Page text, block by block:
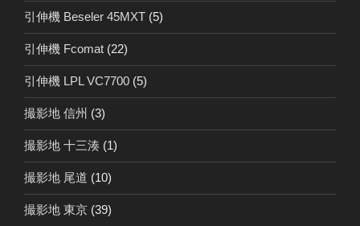
引伸機 Beseler 45MXT (5)
引伸機 Fcomat (22)
引伸機 LPL VC7700 (5)
撮影地 信州 (3)
撮影地 十三湊 (1)
撮影地 尾道 (10)
撮影地 東京 (39)